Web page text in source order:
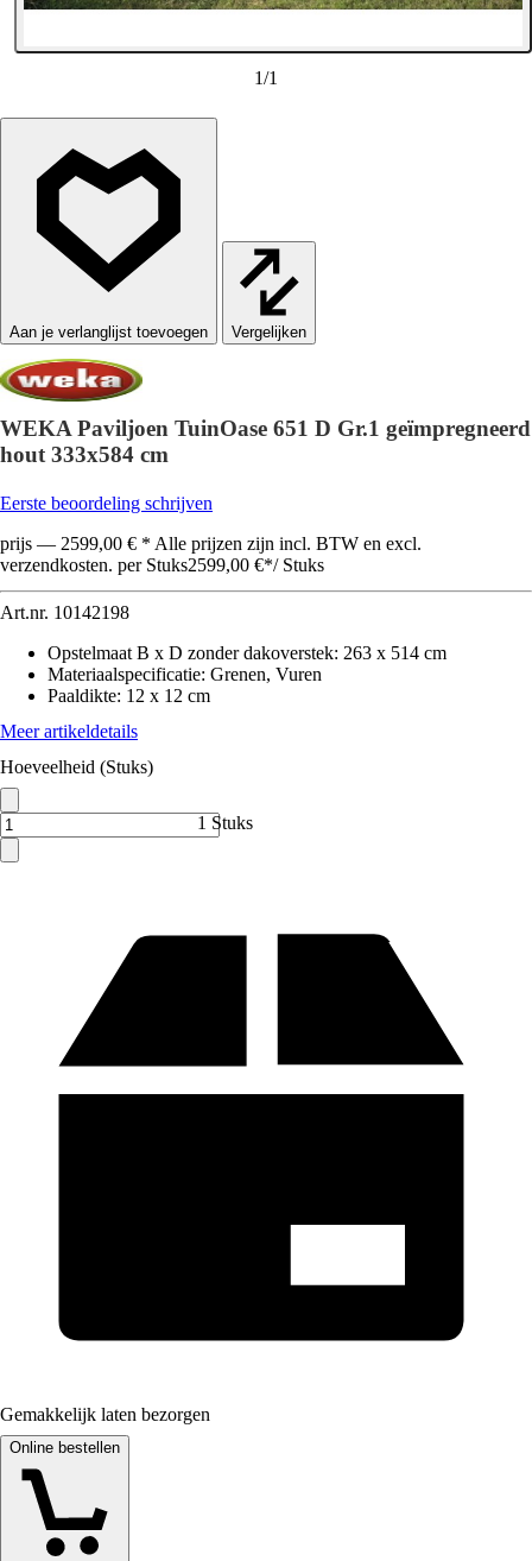
1/1
Vergelijken
WEKA Paviljoen TuinOase 651 D Gr.1 geïmpregneerd
hout 333x584 cm
Eerste beoordeling schrijven
prijs — 2599,00 € * Alle prijzen zijn incl. BTW en excl.
verzendkosten. per Stuks2599,00 €*/ Stuks
Art.nr. 10142198
Opstelmaat B x D zonder dakoverstek: 263 x 514 cm
Materiaalspecificatie: Grenen, Vuren
Paaldikte: 12 x 12 cm
Meer artikeldetails
Hoeveelheid (Stuks)
1 Stuks
Gemakkelijk laten bezorgen
Online bestellen